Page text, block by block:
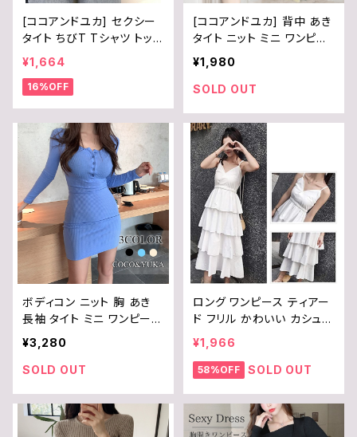
[ココアンドユカ] セクシー
タイト ちびT Tシャツ トップ
ス クロップド丈 半袖 無地
ピタT カットソー 着やせ へ
そ出し かわいい レディース
7X1NFDQ
¥1,664
16%OFF
[ココアンドユカ] 背中 あき
タイト ニット ミニ ワンピー
ス シンプル キャミソール ワ
ンピ セクシー レディース B
0D5H2Y251
¥1,980
SOLD OUT
ボディコン ニット 胸 あき
長袖 タイト ミニ ワンピース
セクシー レディース / COC
O&YUKA / 青 / 黒 / 薄茶 /
ブルー / ブラック / ベージ
¥3,280
SOLD OUT
ロング ワンピース ティアー
ド フリル かわいい カシュク
ール キャミ ワンピ 胸元 セ
クシー Aライン スカート オ
ールインワン レディース B0
¥1,966
58%OFF SOLD OUT